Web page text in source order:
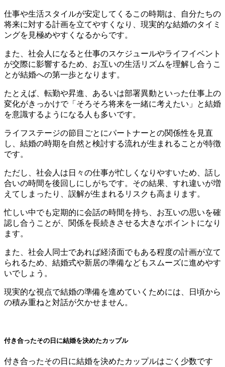
仕事や生活スタイルが安定してくるこの時期は、自分たちの
将来に対する計画を立てやすくなり、現実的な結婚のタイミ
ングを見極めやすくなるからです。
また、社会人になると仕事のスケジュールやライフイベント
が交際に影響するため、お互いの生活リズムを理解し合うこ
とが結婚への第一歩となります。
たとえば、転勤や昇進、あるいは部署異動といった仕事上の
変化がきっかけで「そろそろ将来を一緒に考えたい」と結婚
を意識するようになる人も多いです。
ライフステージの節目ごとにパートナーとの関係性を見直
し、結婚の時期を自然と検討する流れが生まれることが特徴
です。
ただし、社会人は日々の仕事が忙しくなりやすいため、話し
合いの時間を後回しにしがちです。その結果、すれ違いが増
えてしまったり、誤解が生まれるリスクも高まります。
忙しい中でも定期的に会話の時間を持ち、お互いの思いを確
認し合うことが、関係を長続きさせる大きなポイントになり
ます。
また、社会人同士であれば経済面でもある程度の計画が立て
られるため、結婚式や新居の準備などもスムーズに進めやす
いでしょう。
現実的な視点で結婚の準備を進めていくためには、日頃から
の積み重ねと対話が欠かせません。
付き合ったその日に結婚を決めたカップル
付き合ったその日に結婚を決めたカップルはごく少数です